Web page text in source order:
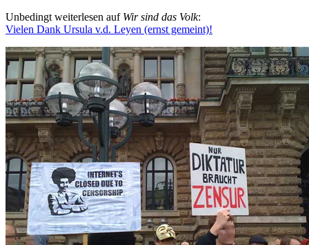
Unbedingt weiterlesen auf Wir sind das Volk:
Vielen Dank Ursula v.d. Leyen (ernst gemeint)!